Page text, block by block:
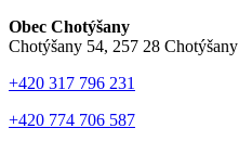
Obec Chotýšany
Chotýšany 54, 257 28 Chotýšany
+420 317 796 231
+420 774 706 587